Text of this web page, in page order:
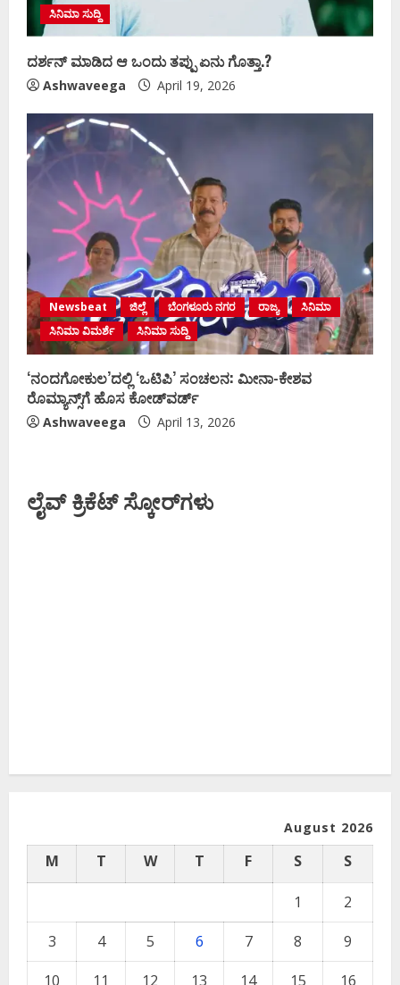
ಸಿನಿಮಾ ಸುದ್ದಿ
ದರ್ಶನ್‌ ಮಾಡಿದ ಆ ಒಂದು ತಪ್ಪು ಏನು ಗೊತ್ತಾ.?
Ashwaveega April 19, 2026
Newsbeat ಜಿಲ್ಲೆ ಬೆಂಗಳೂರು ನಗರ ರಾಜ್ಯ
ಸಿನಿಮಾ
ಸಿನಿಮಾ ವಿಮರ್ಶೆ
ಸಿನಿಮಾ ಸುದ್ದಿ
‘ನಂದಗೋಕುಲ’ದಲ್ಲಿ ‘ಒಟಿಪಿ’ ಸಂಚಲನ: ಮೀನಾ-ಕೇಶವ
ರೊಮ್ಯಾನ್ಸ್‌ಗೆ ಹೊಸ ಕೋಡ್‌ವರ್ಡ್
Ashwaveega April 13, 2026
ಲೈವ್ ಕ್ರಿಕೆಟ್ ಸ್ಕೋರ್‌ಗಳು
August 2026
M T W T F S S
1
2
3
4 5 6 7 8
9
10
11 12 13 14 15
16